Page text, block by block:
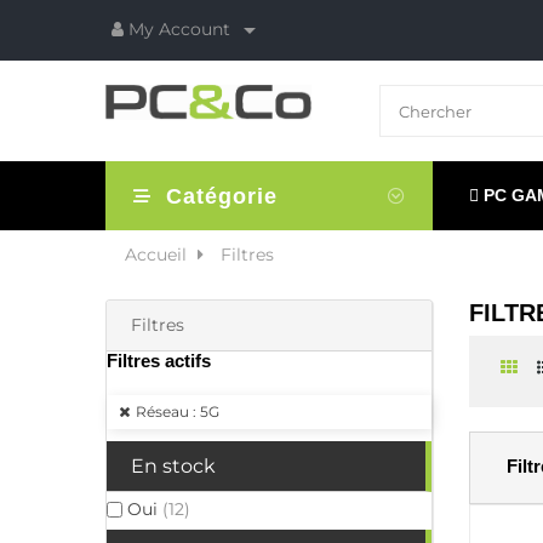
My Account 
Catégorie PC
Accueil Filtres
Filtres
Filtres actifs
Réseau : 5G
En stock
Oui (12)